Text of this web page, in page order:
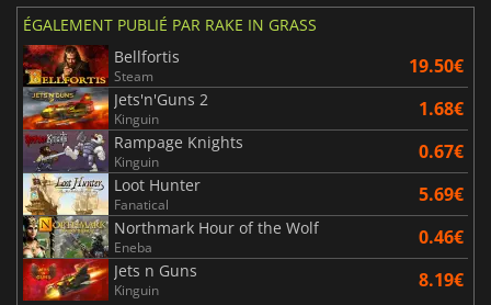
ÉGALEMENT PUBLIÉ PAR RAKE IN GRASS
Bellfortis
Steam 19.50€
Jets'n'Guns 2
Kinguin 1.68€
Rampage Knights
Kinguin 0.67€
Loot Hunter
Fanatical 5.69€
Northmark Hour of the Wolf
Eneba 0.46€
Jets n Guns
Kinguin 8.19€